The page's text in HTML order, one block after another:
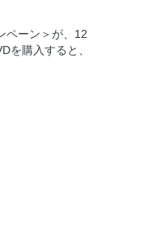
ペーン＞が、12
を購入すると、